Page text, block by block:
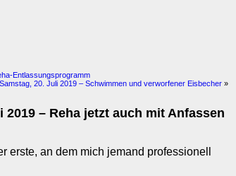
Entlassungsprogramm
20. Juli 2019 – Schwimmen und verworfener Eisbecher »
– Reha jetzt auch mit Anfassen
erste, an dem mich jemand professionell